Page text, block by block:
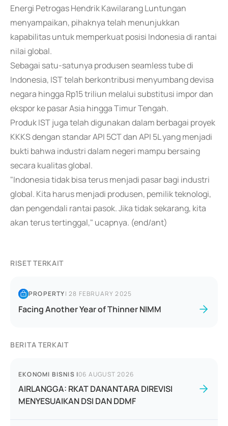
Energi Petrogas Hendrik Kawilarang Luntungan
menyampaikan, pihaknya telah menunjukkan
kapabilitas untuk memperkuat posisi Indonesia di rantai
nilai global.
Sebagai satu-satunya produsen seamless tube di
Indonesia, IST telah berkontribusi menyumbang devisa
negara hingga Rp15 triliun melalui substitusi impor dan
ekspor ke pasar Asia hingga Timur Tengah.
Produk IST juga telah digunakan dalam berbagai proyek
KKKS dengan standar API 5CT dan API 5L yang menjadi
bukti bahwa industri dalam negeri mampu bersaing
secara kualitas global.
"Indonesia tidak bisa terus menjadi pasar bagi industri
global. Kita harus menjadi produsen, pemilik teknologi,
dan pengendali rantai pasok. Jika tidak sekarang, kita
akan terus tertinggal," ucapnya. (end/ant)
RISET TERKAIT
PROPERTY|28 FEBRUARY 2025
Facing Another Year of Thinner NIMM
BERITA TERKAIT
EKONOMI BISNIS |06 AUGUST 2026
AIRLANGGA: RKAT DANANTARA DIREVISI
MENYESUAIKAN DSI DAN DDMF